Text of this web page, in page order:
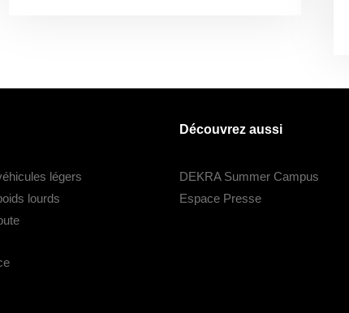
légers
lourds
Découvrez aussi
DEKRA Summer Campus
Espace Presse